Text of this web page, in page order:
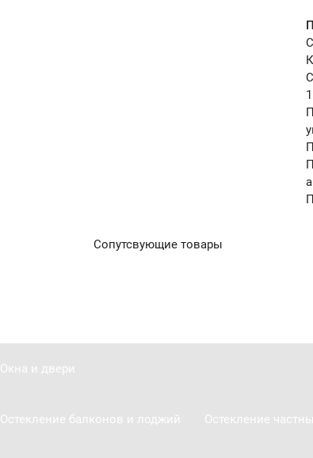
Сопутсвующие товары
Окна и двери
Остекление балконов и лоджий Остекление